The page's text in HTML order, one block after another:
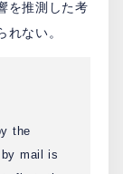
を推測した考
ない。
the
mail is